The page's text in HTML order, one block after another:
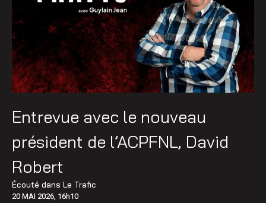
Entrevue avec le nouveau
président de l’ACPFNL, David
Robert
Écouté dans Le Trafic
20 MAI 2026, 16h10